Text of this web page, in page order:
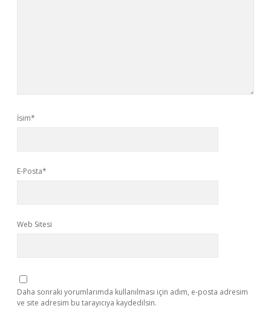
İsim*
E-Posta*
Web Sitesi
Daha sonraki yorumlarımda kullanılması için adım, e-posta adresim
ve site adresim bu tarayıcıya kaydedilsin.